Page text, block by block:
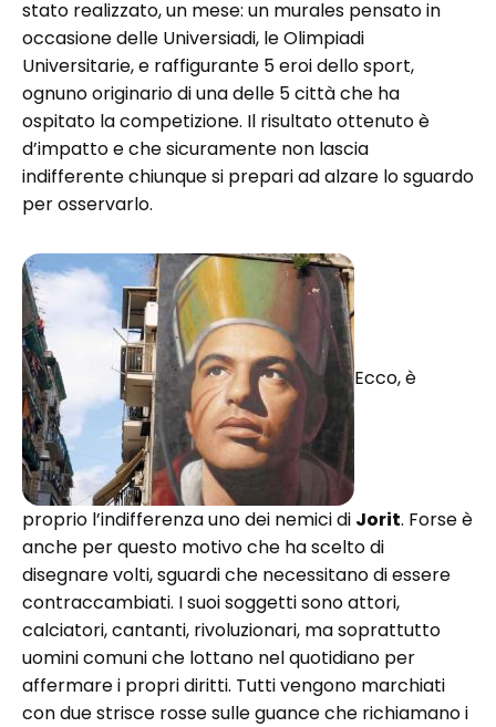
stato realizzato, un mese: un murales pensato in
occasione delle Universiadi, le Olimpiadi
Universitarie, e raffigurante 5 eroi dello sport,
ognuno originario di una delle 5 città che ha
ospitato la competizione. Il risultato ottenuto è
d’impatto e che sicuramente non lascia
indifferente chiunque si prepari ad alzare lo sguardo
per osservarlo.
Ecco, è
proprio l’indifferenza uno dei nemici di Jorit. Forse è
anche per questo motivo che ha scelto di
disegnare volti, sguardi che necessitano di essere
contraccambiati. I suoi soggetti sono attori,
calciatori, cantanti, rivoluzionari, ma soprattutto
uomini comuni che lottano nel quotidiano per
affermare i propri diritti. Tutti vengono marchiati
con due strisce rosse sulle guance che richiamano i